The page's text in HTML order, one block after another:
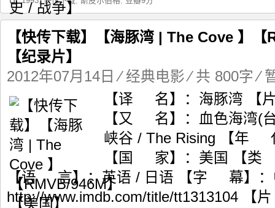
【快传下载】【海豚湾 | The Cove 】
【纪录片】
2012年07月14日 ⁄经典电影⁄ 共 800字⁄
【译 名】：海豚湾 【
【又 名】：血色海湾(
峡谷 / The Rising 【年
【国 家】：美国 【类
【语 言】：英语 / 日语 【字 幕】：
http://www.imdb.com/title/tt1313104